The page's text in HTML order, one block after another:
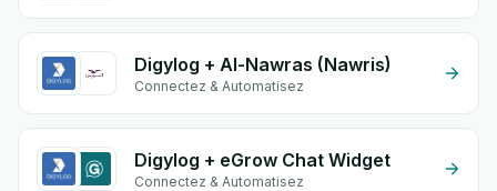
Digylog + Al-Nawras (Nawris)
Connectez & Automatisez
Digylog + eGrow Chat Widget
Connectez & Automatisez